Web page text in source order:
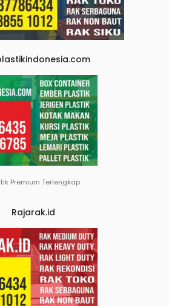
Premium Terlengkap
Rajarak.id